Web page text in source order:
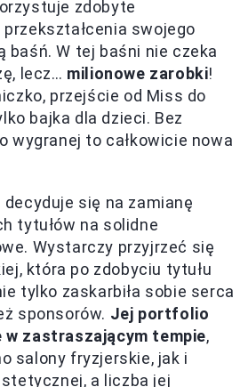
zdobyte
swojego
baśń. W tej baśni nie czeka
lecz… milionowe zarobki!
przejście od Miss do
bajka dla dzieci. Bez
wygranej to całkowicie nowa
decyduje się na zamianę
tytułów na solidne
Wystarczy przyjrzeć się
która po zdobyciu tytułu
tylko zaskarbiła sobie serca
sponsorów. Jej portfolio
w zastraszającym tempie,
salony fryzjerskie, jak i
a liczba jej